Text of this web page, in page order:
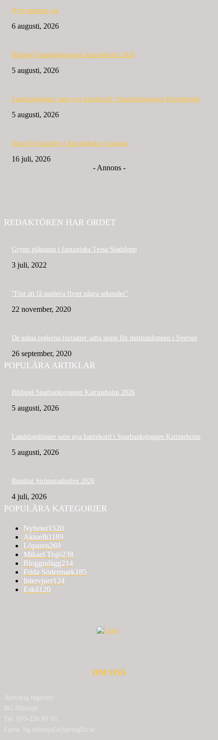
Nytt nummer ute
6 augusti, 2026
Bildspel Sparbanksjoggen Katrineholm 2026
5 augusti, 2026
Landslagslöpare satte nya banrekord i Sparbanksjoggen Katrineholm
5 augusti, 2026
Dags för löparfest i Katrineholm 4 augusti
16 juli, 2026
- Annons -
REDAKTÖREN HAR ORDET
Grymt plågsamt i fantastiska Trosa Stadslopp
3 juli, 2022
”Fint att få uppleva flytet några sekunder”
22 november, 2020
De galna reglerna fortsätter sätta stopp för motionsloppen i Sverige
26 september, 2020
POPULÄRA ARTIKLAR
Bildspel Sparbanksjoggen Katrineholm 2026
5 augusti, 2026
Landslagslöpare satte nya banrekord i Sparbanksjoggen Katrineholm
5 augusti, 2026
Resultat Strömstadmilen 2026
4 juli, 2026
POPULÄRA KATEGORIER
Nyheter1520
Aktuellt1189
Löparen269
Mikael Tisjö238
Blogginlägg214
Frida Södermark185
Intervjuer124
Eskil 120
OM OSS
Ansvarig utgivare:
BG Nilensjö
Tel: 070-226 99 95
Epost: bg.nilensjo[at]springlfa.se